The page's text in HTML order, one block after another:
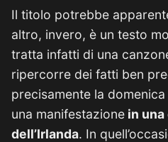
Il titolo potrebbe
altro, invero, è un testo
tratta infatti di una
ripercorre dei fatti ben
precisamente la
una manifestazione in
dell’Irlanda. In